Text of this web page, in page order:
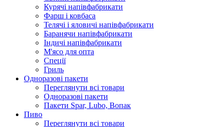
Курячi напiвфабрикати
Фарш i ковбаса
Телячi i яловичi напiвфабрикати
Баранячи напiвфабрикати
Iндичi напiвфабрикати
М'ясо для опта
Спеції
Гриль
Одноразові пакети
Переглянути всі товари
Одноразові пакети
Пакети Spar, Lubo, Вопак
Пиво
Переглянути всі товари